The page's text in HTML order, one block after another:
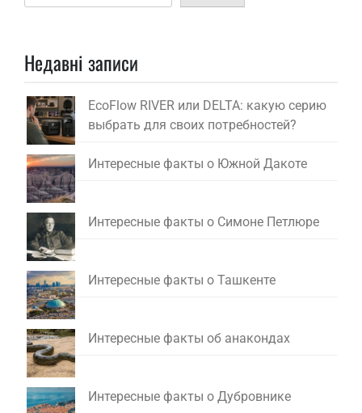
Недавні записи
EcoFlow RIVER или DELTA: какую серию
выбрать для своих потребностей?
Интересные факты о Южной Дакоте
Интересные факты о Симоне Петлюре
Интересные факты о Ташкенте
Интересные факты об анакондах
Интересные факты о Дубровнике